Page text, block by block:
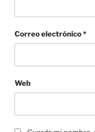
Correo electrónico*
Web